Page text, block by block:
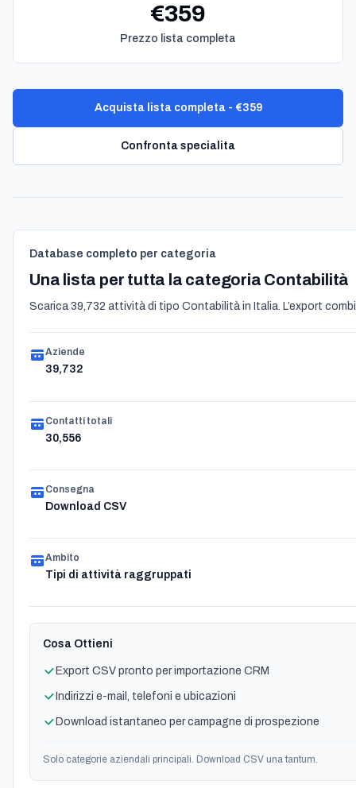
€359
Prezzo lista completa
Acquista lista completa - €359
Confronta specialita
Database completo per categoria
Una lista per tutta la categoria Contabilità
Scarica 39,732 attività di tipo Contabilità in Italia. L’export
Aziende
39,732
Contatti totali
30,556
Consegna
Download CSV
Ambito
Tipi di attività raggruppati
Cosa Ottieni
Export CSV pronto per importazione CRM
Indirizzi e-mail, telefoni e ubicazioni
Download istantaneo per campagne di prospezione
Solo categorie aziendali principali. Download CSV una tantum.